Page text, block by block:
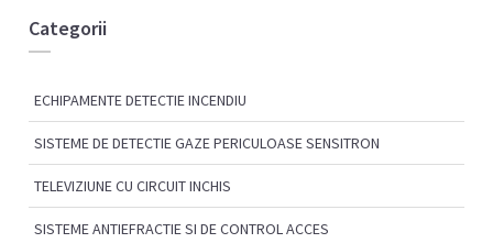
Categorii
ECHIPAMENTE DETECTIE INCENDIU
SISTEME DE DETECTIE GAZE PERICULOASE SENSITRON
TELEVIZIUNE CU CIRCUIT INCHIS
SISTEME ANTIEFRACTIE SI DE CONTROL ACCES